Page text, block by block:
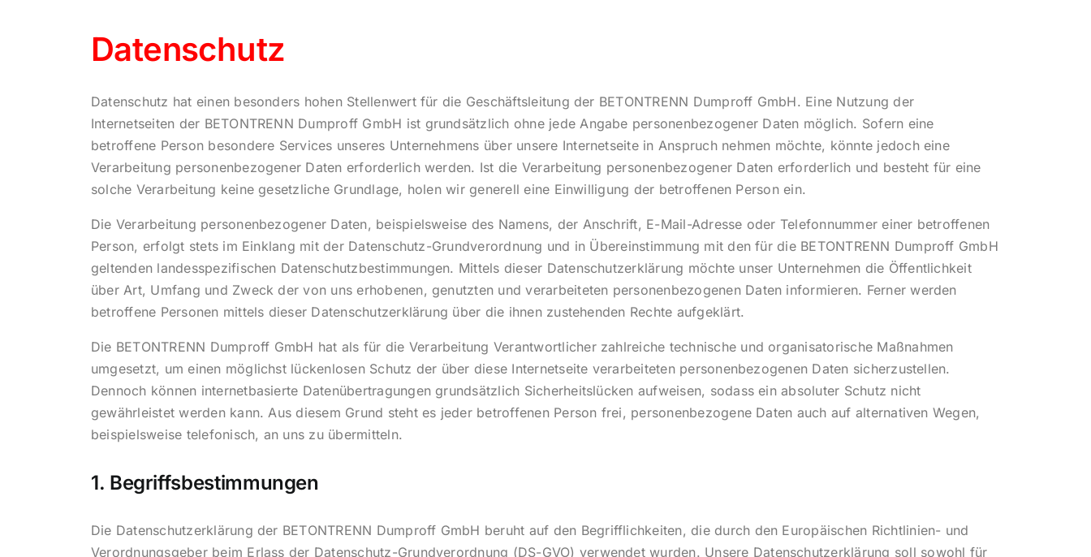
Datenschutz
Datenschutz hat einen besonders hohen Stellenwert für die Geschäftsleitung der BETONTRENN Dumproff GmbH. Eine Nutzung der
Internetseiten der BETONTRENN Dumproff GmbH ist grundsätzlich ohne jede Angabe personenbezogener Daten möglich. Sofern eine
betroffene Person besondere Services unseres Unternehmens über unsere Internetseite in Anspruch nehmen möchte, könnte jedoch eine
Verarbeitung personenbezogener Daten erforderlich werden. Ist die Verarbeitung personenbezogener Daten erforderlich und besteht für eine
solche Verarbeitung keine gesetzliche Grundlage, holen wir generell eine Einwilligung der betroffenen Person ein.
Die Verarbeitung personenbezogener Daten, beispielsweise des Namens, der Anschrift, E-Mail-Adresse oder Telefonnummer einer betroffenen
Person, erfolgt stets im Einklang mit der Datenschutz-Grundverordnung und in Übereinstimmung mit den für die BETONTRENN Dumproff GmbH
geltenden landesspezifischen Datenschutzbestimmungen. Mittels dieser Datenschutzerklärung möchte unser Unternehmen die Öffentlichkeit
über Art, Umfang und Zweck der von uns erhobenen, genutzten und verarbeiteten personenbezogenen Daten informieren. Ferner werden
betroffene Personen mittels dieser Datenschutzerklärung über die ihnen zustehenden Rechte aufgeklärt.
Die BETONTRENN Dumproff GmbH hat als für die Verarbeitung Verantwortlicher zahlreiche technische und organisatorische Maßnahmen
umgesetzt, um einen möglichst lückenlosen Schutz der über diese Internetseite verarbeiteten personenbezogenen Daten sicherzustellen.
Dennoch können internetbasierte Datenübertragungen grundsätzlich Sicherheitslücken aufweisen, sodass ein absoluter Schutz nicht
gewährleistet werden kann. Aus diesem Grund steht es jeder betroffenen Person frei, personenbezogene Daten auch auf alternativen Wegen,
beispielsweise telefonisch, an uns zu übermitteln.
1. Begriffsbestimmungen
Die Datenschutzerklärung der BETONTRENN Dumproff GmbH beruht auf den Begrifflichkeiten, die durch den Europäischen Richtlinien- und
Verordnungsgeber beim Erlass der Datenschutz-Grundverordnung (DS-GVO) verwendet wurden. Unsere Datenschutzerklärung soll sowohl für